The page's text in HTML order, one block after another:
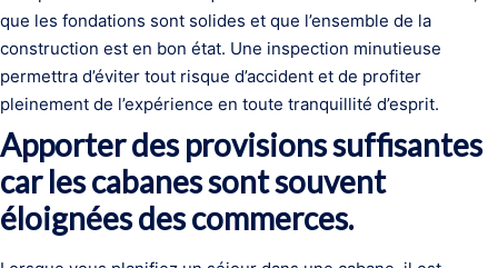
que les fondations sont solides et que l’ensemble de la
construction est en bon état. Une inspection minutieuse
permettra d’éviter tout risque d’accident et de profiter
pleinement de l’expérience en toute tranquillité d’esprit.
Apporter des provisions suffisantes
car les cabanes sont souvent
éloignées des commerces.